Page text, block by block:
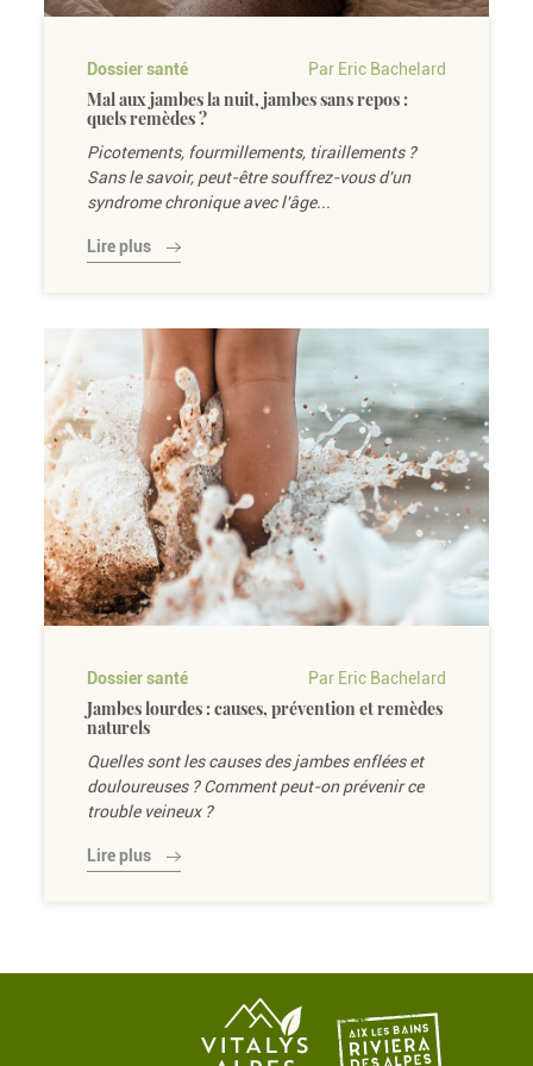
Dossier santé Par Eric Bachelard
Mal aux jambes la nuit, jambes sans repos :
quels remèdes ?
Picotements, fourmillements, tiraillements ?
Sans le savoir, peut-être souffrez-vous d'un
syndrome chronique avec l'âge...
Lire plus
Dossier santé Par Eric Bachelard
Jambes lourdes : causes, prévention et remèdes
naturels
Quelles sont les causes des jambes enflées et
douloureuses ? Comment peut-on prévenir ce
trouble veineux ?
Lire plus